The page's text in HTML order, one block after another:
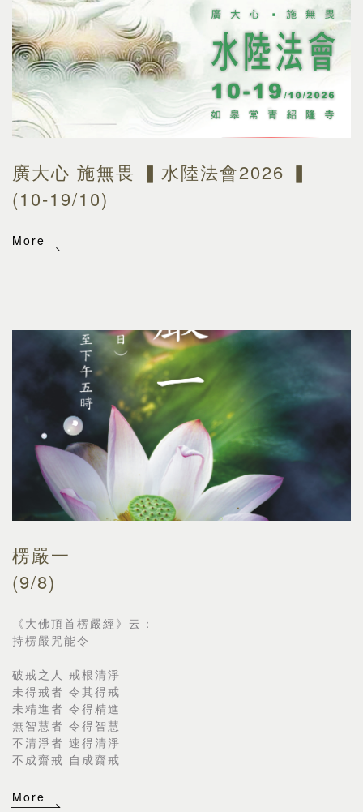
廣大心 施無畏 ▍水陸法會2026 ▍
(10-19/10)
More
楞嚴一
(9/8)
《大佛頂首楞嚴經》云：
持楞嚴咒能令
破戒之人 戒根清淨
未得戒者 令其得戒
未精進者 令得精進
無智慧者 令得智慧
不清淨者 速得清淨
不成齋戒 自成齋戒
More